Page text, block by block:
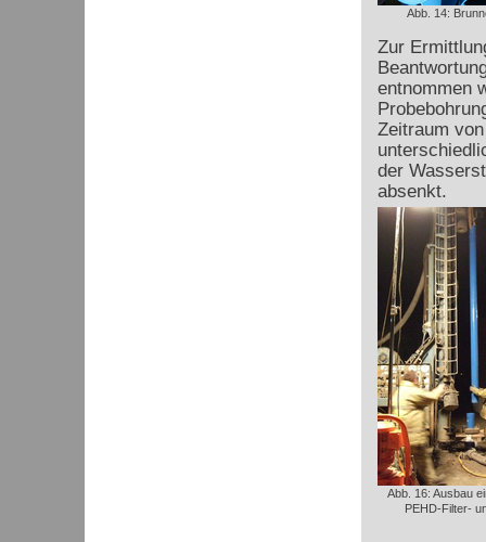
Abb. 14:
Zur
entnommen
Zeitraum
der
absenkt.
Abb. 16: Ausbau
PEHD-Filter-